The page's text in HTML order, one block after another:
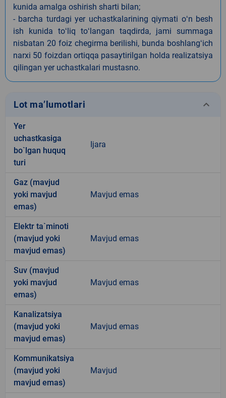
kunida amalga oshirish sharti bilan;
- barcha turdagi yer uchastkalarining qiymati oʻn besh
ish kunida toʻliq toʻlangan taqdirda, jami summaga
nisbatan 20 foiz chegirma berilishi, bunda boshlangʻich
narxi 50 foizdan ortiqqa pasaytirilgan holda realizatsiya
qilingan yer uchastkalari mustasno.
Lot ma’lumotlari keyboard_arrow_down
Yer
uchastkasiga
bo`lgan huquq
turi
Ijara
Gaz (mavjud
yoki mavjud
emas)
Mavjud emas
Elektr ta`minoti
(mavjud yoki
mavjud emas)
Mavjud emas
Suv (mavjud
yoki mavjud
emas)
Mavjud emas
Kanalizatsiya
(mavjud yoki
mavjud emas)
Mavjud emas
Kommunikatsiya
(mavjud yoki
mavjud emas)
Mavjud